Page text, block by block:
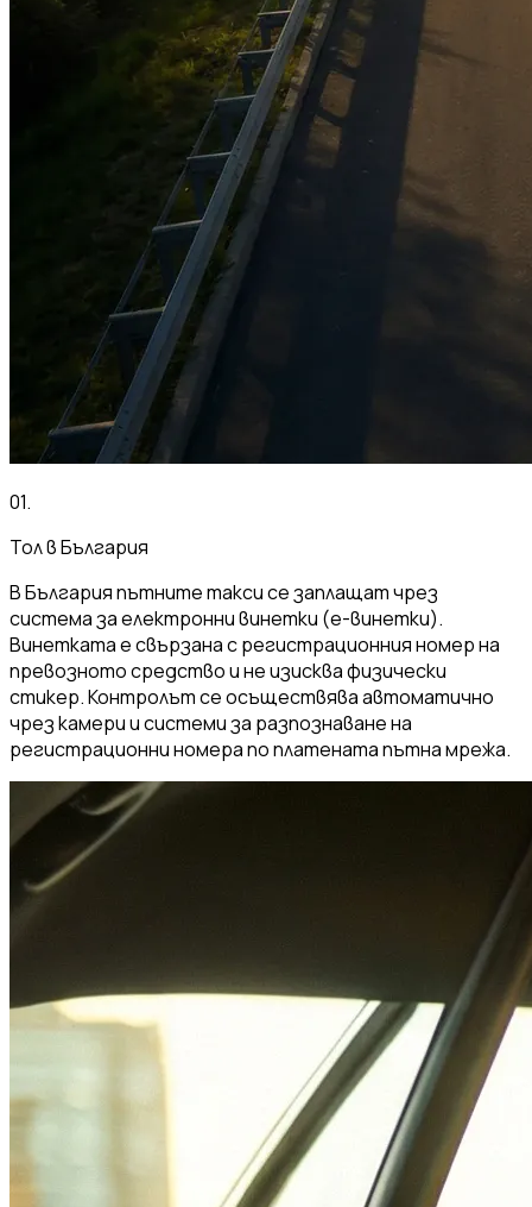
01.
Тол в България
В България пътните такси се заплащат чрез
система за електронни винетки (е-винетки).
Винетката е свързана с регистрационния номер на
превозното средство и не изисква физически
стикер. Контролът се осъществява автоматично
чрез камери и системи за разпознаване на
регистрационни номера по платената пътна мрежа.